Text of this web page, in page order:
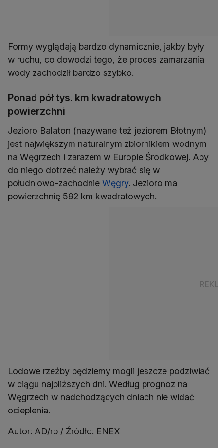
Formy wyglądają bardzo dynamicznie, jakby były
w ruchu, co dowodzi tego, że proces zamarzania
wody zachodził bardzo szybko.
Ponad pół tys. km kwadratowych
powierzchni
Jezioro Balaton (nazywane też jeziorem Błotnym)
jest największym naturalnym zbiornikiem wodnym
na Węgrzech i zarazem w Europie Środkowej. Aby
do niego dotrzeć należy wybrać się w
południowo-zachodnie Węgry. Jezioro ma
powierzchnię 592 km kwadratowych.
Lodowe rzeźby będziemy mogli jeszcze podziwiać
w ciągu najbliższych dni. Według prognoz na
Węgrzech w nadchodzących dniach nie widać
ocieplenia.
Autor: AD/rp / Źródło: ENEX